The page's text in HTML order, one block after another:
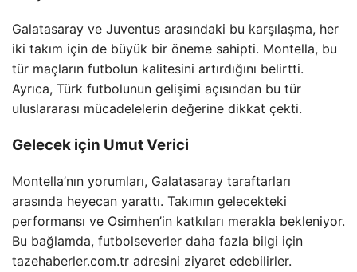
Galatasaray ve Juventus arasındaki bu karşılaşma, her
iki takım için de büyük bir öneme sahipti. Montella, bu
tür maçların futbolun kalitesini artırdığını belirtti.
Ayrıca, Türk futbolunun gelişimi açısından bu tür
uluslararası mücadelelerin değerine dikkat çekti.
Gelecek için Umut Verici
Montella’nın yorumları, Galatasaray taraftarları
arasında heyecan yarattı. Takımın gelecekteki
performansı ve Osimhen’in katkıları merakla bekleniyor.
Bu bağlamda, futbolseverler daha fazla bilgi için
tazehaberler.com.tr adresini ziyaret edebilirler.